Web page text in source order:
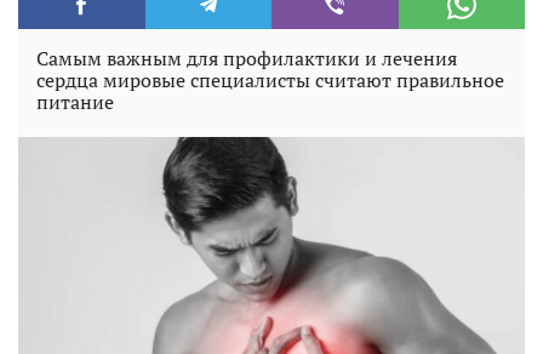
Самым важным для профилактики и лечения
сердца мировые специалисты считают правильное
питание